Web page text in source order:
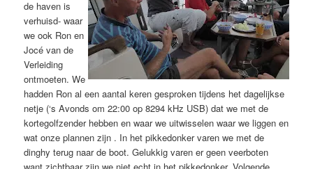
de haven is
verhuisd- waar
we ook Ron en
Jocé van de
Verleiding
ontmoeten. We
hadden Ron al een aantal keren gesproken tijdens het dagelijkse
netje (‘s Avonds om 22:00 op 8294 kHz USB) dat we met de
kortegolfzender hebben en waar we uitwisselen waar we liggen en
wat onze plannen zijn . In het pikkedonker varen we met de
dinghy terug naar de boot. Gelukkig varen er geen veerboten
want zichtbaar zijn we niet echt in het pikkedonker. Volgende